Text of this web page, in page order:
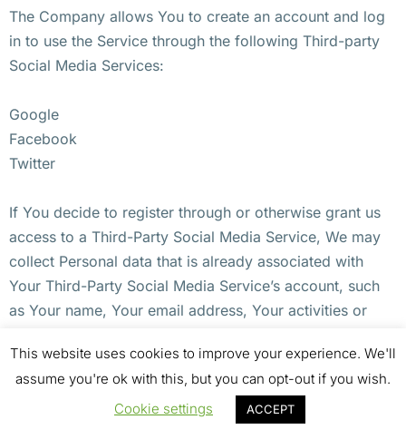
The Company allows You to create an account and log
in to use the Service through the following Third-party
Social Media Services:
Google
Facebook
Twitter
If You decide to register through or otherwise grant us
access to a Third-Party Social Media Service, We may
collect Personal data that is already associated with
Your Third-Party Social Media Service’s account, such
as Your name, Your email address, Your activities or
You may also have the option of sharing additional
information with the Company through Your Third-Party
This website uses cookies to improve your experience. We'll
assume you're ok with this, but you can opt-out if you wish.
Cookie settings
ACCEPT